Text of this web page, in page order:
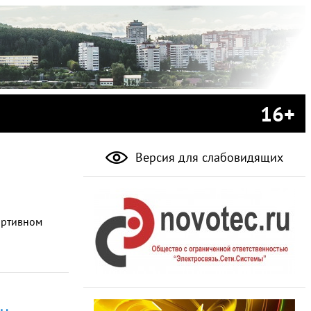
16+
Версия для слабовидящих